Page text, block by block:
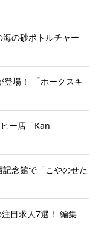
の砂ボトルチャー
登場！ 「ホークスキ
ー店「Kan
念館で「こやのせた
注目求人7選！ 編集